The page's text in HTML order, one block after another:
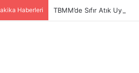
Haberleri TBMM’de Sıfır Atık